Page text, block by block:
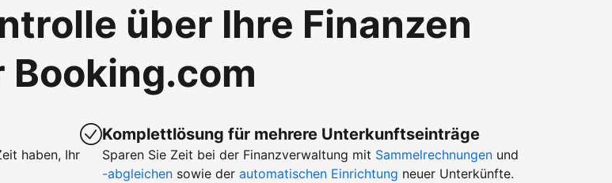
über Ihre Finanzen
haben, Ihr
Komplettlösung für mehrere Unterkunftseinträge
Sparen Sie Zeit bei der Finanzverwaltung mit Sammelrechnungen und
-abgleichen sowie der automatischen Einrichtung neuer Unterkünfte.